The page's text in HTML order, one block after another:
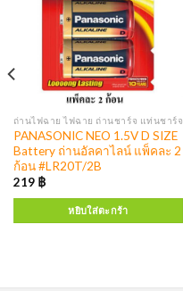
ถ่านไฟฉาย ไฟฉาย ถ่านชาร์จ แท่นชาร์จ
PANASONIC NEO 1.5V D SIZE
Battery ถ่านอัลคาไลน์ แพ็คละ 2
ก้อน #LR20T/2B
219 ฿
หยิบใส่ตะกร้า